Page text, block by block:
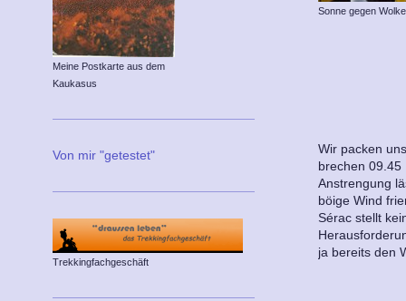
Sonne gegen
Wir packen
brechen 09.45
Anstrengung
böige Wind
Sérac stellt
ja bereits den
Meine Postkarte aus dem
Kaukasus
Von mir "getestet"
Trekkingfachgeschäft